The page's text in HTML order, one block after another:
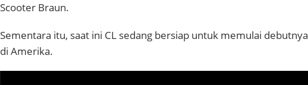
Scooter Braun.
Sementara itu, saat ini CL sedang bersiap untuk memulai debutnya
di Amerika.